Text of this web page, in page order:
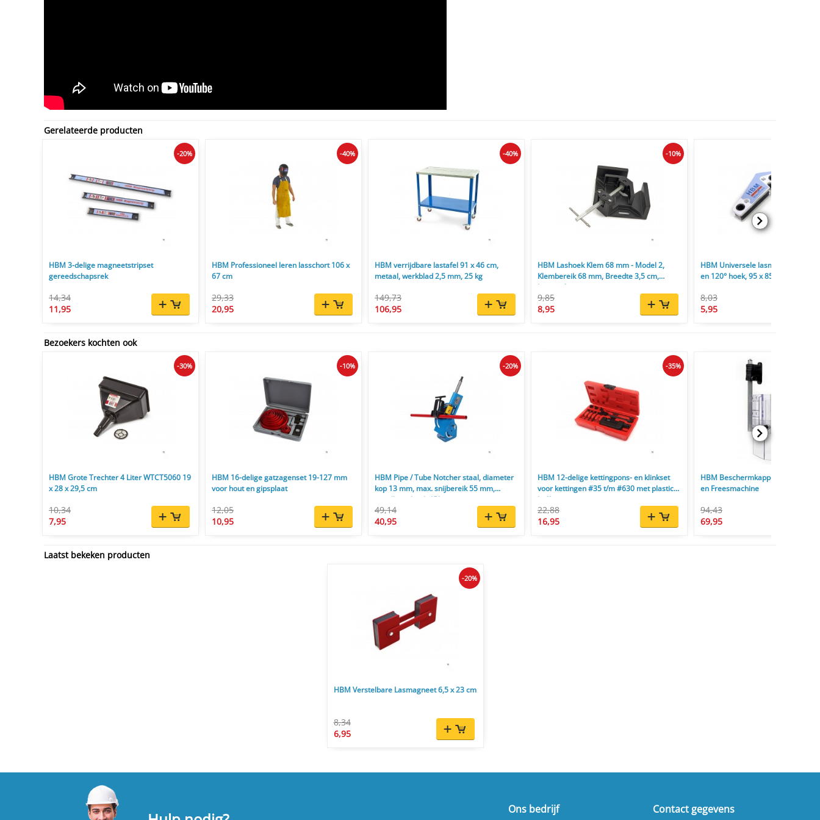
Gerelateerde producten
HBM 3-delige magneetstripset
gereedschapsrek
14,34
11,95
-20%
HBM Professioneel leren lasschort 106 x
67 cm
29,33
20,95
-40%
HBM verrijdbare lastafel 91 x 46 cm,
metaal, werkblad 2,5 mm, 25 kg
149,73
106,95
-40%
HBM Lashoek Klem 68 mm - Model 2,
Klembereik 68 mm, Breedte 3,5 cm,
Lengte 6 cm
9,85
8,95
-10%
HBM Universele lasmagneet 15°,
en 120° hoek, 95 x 85 x 10 mm
8,03
5,95
Bezoekers kochten ook
HBM Grote Trechter 4 Liter WTCT5060 19
x 28 x 29,5 cm
10,34
7,95
-30%
HBM 16-delige gatzagenset 19-127 mm
voor hout en gipsplaat
12,05
10,95
-10%
HBM Pipe / Tube Notcher staal, diameter
kop 13 mm, max. snijbereik 55 mm,
instelbare hoek 45°
49,14
40,95
-20%
HBM 12-delige kettingpons- en klinkset
voor kettingen #35 t/m #630 met plastic
koffer
22,88
16,95
-35%
HBM Beschermkappen voor
en Freesmachine
94,43
69,95
Laatst bekeken producten
HBM Verstelbare Lasmagneet 6,5 x 23 cm
8,34
6,95
-20%
Ons bedrijf Contact gegevens